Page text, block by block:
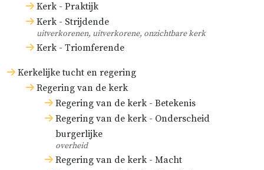
Kerk - Praktijk
Kerk - Strijdende
uitverkorenen, uitverkorene, onzichtbare kerk
Kerk - Triomferende
Kerkelijke tucht en regering
Regering van de kerk
Regering van de kerk - Betekenis
Regering van de kerk - Onderscheid
burgerlijke
overheid
Regering van de kerk - Macht